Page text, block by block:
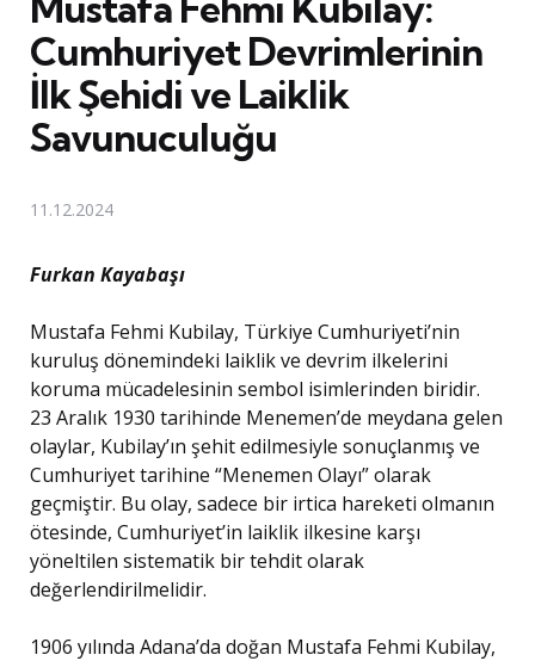
Cumhuriyet Devrimlerinin
İlk Şehidi ve Laiklik
Savunuculuğu
11.12.2024
Furkan Kayabaşı
Mustafa Fehmi Kubilay, Türkiye Cumhuriyeti’nin
kuruluş dönemindeki laiklik ve devrim ilkelerini
koruma mücadelesinin sembol isimlerinden biridir.
23 Aralık 1930 tarihinde Menemen’de meydana gelen
olaylar, Kubilay’ın şehit edilmesiyle sonuçlanmış ve
Cumhuriyet tarihine “Menemen Olayı” olarak
geçmiştir. Bu olay, sadece bir irtica hareketi olmanın
ötesinde, Cumhuriyet’in laiklik ilkesine karşı
yöneltilen sistematik bir tehdit olarak
değerlendirilmelidir.
1906 yılında Adana’da doğan Mustafa Fehmi Kubilay,